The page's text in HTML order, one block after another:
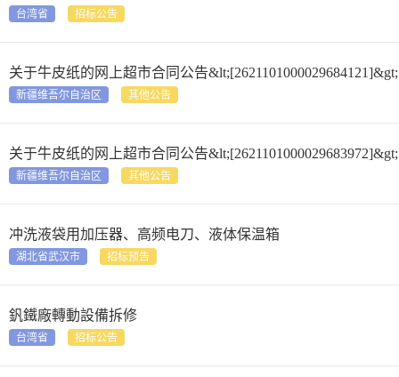
台湾省 招标公告
关于牛皮纸的网上超市合同公告&lt;[2621101000029684121]&gt;
新疆维吾尔自治区 其他公告
关于牛皮纸的网上超市合同公告&lt;[2621101000029683972]&gt;
新疆维吾尔自治区 其他公告
冲洗液袋用加压器、高频电刀、液体保温箱
湖北省武汉市 招标预告
釩鐵廠轉動設備拆修
台湾省 招标公告